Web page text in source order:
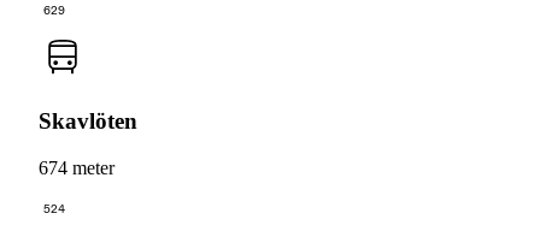
629
Skavlöten
674 meter
524